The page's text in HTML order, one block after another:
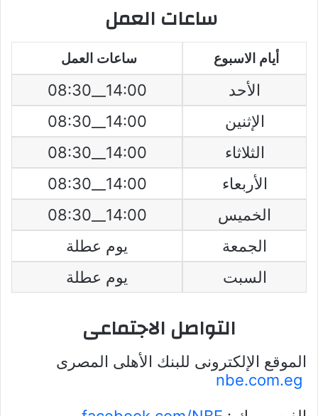
ساعات العمل
أيام الاسبوع ساعات العمل
الأحد
14:00__08:30
الإثنين
14:00__08:30
الثلاثاء
14:00__08:30
الأربعاء
14:00__08:30
الخميس
14:00__08:30
الجمعة
يوم عطلة
السبت
يوم عطلة
التواصل الاجتماعى
الموقع الإلكترونى للبنك الأهلى المصرى
nbe.com.eg